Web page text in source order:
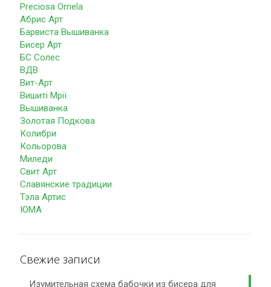
Preciosa Ornela
Абрис Арт
Барвиста Вышиванка
Бисер Арт
БС Солес
ВДВ
Вит-Арт
Вишиті Мрії
Вышиванка
Золотая Подкова
Колибри
Кольорова
Миледи
Свит Арт
Славянские традиции
Тэла Артис
ЮМА
Свежие записи
Изумительная схема бабочки из бисера для